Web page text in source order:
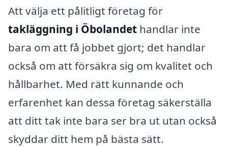
Att välja ett pålitligt företag för
takläggning i Öbolandet handlar inte
bara om att få jobbet gjort; det handlar
också om att försäkra sig om kvalitet och
hållbarhet. Med rätt kunnande och
erfarenhet kan dessa företag säkerställa
att ditt tak inte bara ser bra ut utan också
skyddar ditt hem på bästa sätt.